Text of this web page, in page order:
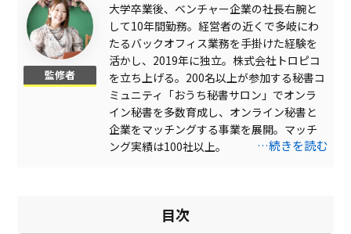
英語以外の多言語対応
英語対応
競合・広報ネタリサーチ
監修者
大学卒業後、ベンチャー企業の社長右腕と
して10年間勤務。経営者の近くで多岐にわ
たるバックオフィス業務を手掛けた経験を
活かし、2019年に独立。株式会社トロピコ
を立ち上げる。200名以上が参加する秘書コ
ミュニティ「おうち秘書サロン」でオンラ
イン秘書を多数育成し、オンライン秘書と
企業をマッチングする事業を展開。マッチ
ング実績は100社以上。
…続きを読む
目次